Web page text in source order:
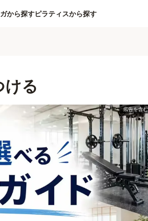
から探すピラティスから探す
ける